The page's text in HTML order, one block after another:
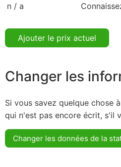
n / a
Ajouter le prix actuel
Changer les
Si vous savez quelque chose
qui n'est pas encore écrit, s'il
Changer les données de la